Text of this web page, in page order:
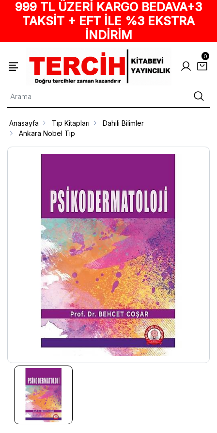
999 TL ÜZERİ KARGO BEDAVA+3
TAKSİT + EFT İLE %3 EKSTRA
İNDİRİM
0
Anasayfa Tıp Kitapları
Dahili Bilimler
Ankara Nobel Tıp